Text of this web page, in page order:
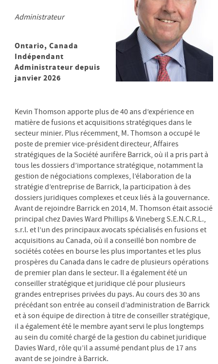
Administrateur
Ontario, Canada
Indépendant
Administrateur depuis
janvier 2026
Kevin Thomson apporte plus de 40 ans d’expérience en
matière de fusions et acquisitions stratégiques dans le
secteur minier. Plus récemment, M. Thomson a occupé le
poste de premier vice-président directeur, Affaires
stratégiques de la Société aurifère Barrick, où il a pris part à
tous les dossiers d’importance stratégique, notamment la
gestion de négociations complexes, l’élaboration de la
stratégie d’entreprise de Barrick, la participation à des
dossiers juridiques complexes et ceux liés à la gouvernance.
Avant de rejoindre Barrick en 2014, M. Thomson était associé
principal chez Davies Ward Phillips & Vineberg S.E.N.C.R.L.,
s.r.l. et l’un des principaux avocats spécialisés en fusions et
acquisitions au Canada, où il a conseillé bon nombre de
sociétés cotées en bourse les plus importantes et les plus
prospères du Canada dans le cadre de plusieurs opérations
de premier plan dans le secteur. Il a également été un
conseiller stratégique et juridique clé pour plusieurs
grandes entreprises privées du pays. Au cours des 30 ans
précédant son entrée au conseil d’administration de Barrick
et à son équipe de direction à titre de conseiller stratégique,
il a également été le membre ayant servi le plus longtemps
au sein du comité chargé de la gestion du cabinet juridique
Davies Ward, rôle qu’il a assumé pendant plus de 17 ans
avant de se joindre à Barrick.